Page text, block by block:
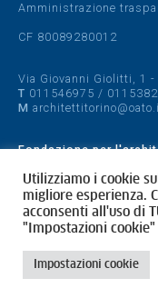
Amministrazione
CF 80089280012
Via Giovanni Giolitti, 1 -
T 011546975 /
M
Fondazione per
Designed by
Cookie Policy
Privacy Policy
Utilizziamo i cookie
migliore esperienza.
acconsenti all'uso di
"Impostazioni
Impostazioni cookie